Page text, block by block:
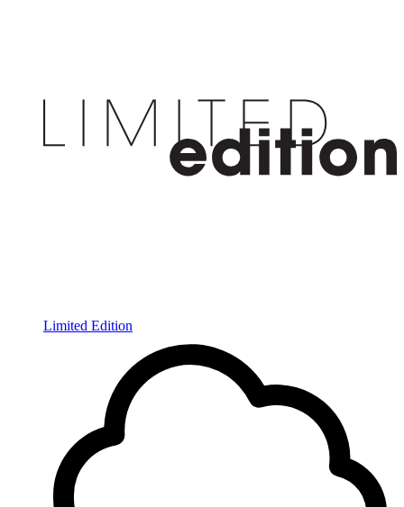
Limited Edition